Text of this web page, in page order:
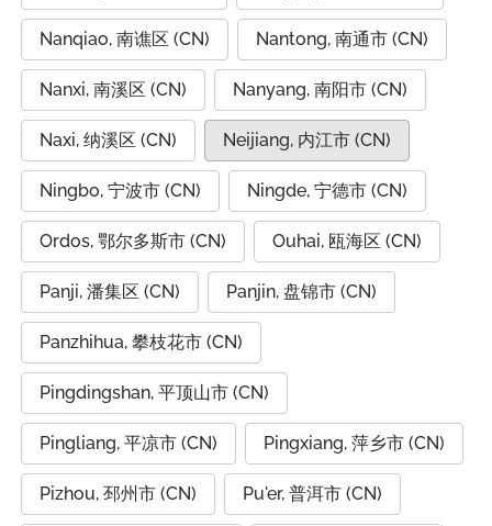
Nanqiao, 南谯区 (CN) Nantong, 南通市 (CN)
Nanxi, 南溪区 (CN) Nanyang, 南阳市 (CN)
Naxi, 纳溪区 (CN) Neijiang, 内江市 (CN)
Ningbo, 宁波市 (CN) Ningde, 宁德市 (CN)
Ordos, 鄂尔多斯市 (CN) Ouhai, 瓯海区 (CN)
Panji, 潘集区 (CN) Panjin, 盘锦市 (CN)
Panzhihua, 攀枝花市 (CN)
Pingdingshan, 平顶山市 (CN)
Pingliang, 平凉市 (CN) Pingxiang, 萍乡市 (CN)
Pizhou, 邳州市 (CN) Pu'er, 普洱市 (CN)